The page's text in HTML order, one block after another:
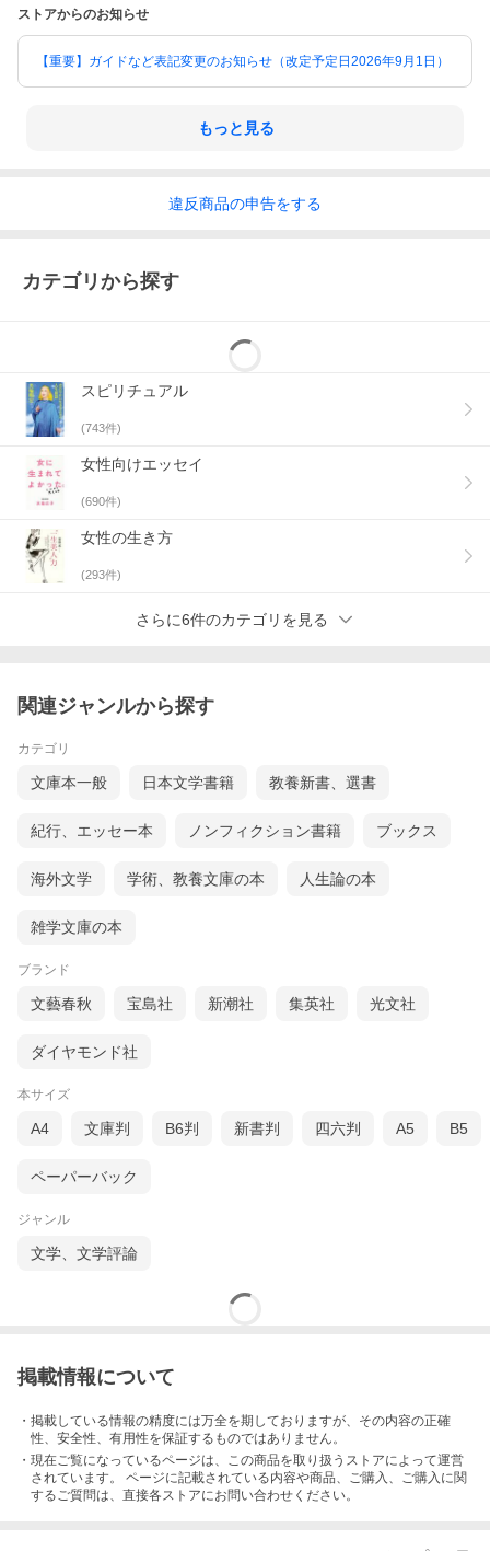
ストアからのお知らせ
【重要】ガイドなど表記変更のお知らせ（改定予定日2026年9月1日）
もっと見る
違反商品の申告をする
カテゴリから探す
スピリチュアル
(743件)
女性向けエッセイ
(690件)
女性の生き方
(293件)
さらに6件のカテゴリを見る
関連ジャンルから探す
カテゴリ
文庫本一般 日本文学書籍 教養新書、選書
紀行、エッセー本 ノンフィクション書籍 ブックス
海外文学 学術、教養文庫の本 人生論の本
雑学文庫の本
ブランド
文藝春秋 宝島社 新潮社 集英社 光文社
ダイヤモンド社
本サイズ
A4 文庫判 B6判 新書判 四六判 A5 B5
ペーパーバック
ジャンル
文学、文学評論
掲載情報について
・掲載している情報の精度には万全を期しておりますが、その内容の正確
性、安全性、有用性を保証するものではありません。
・現在ご覧になっているページは、この商品を取り扱うストアによって運営
されています。 ページに記載されている内容や商品、ご購入 、ご購入に関
するご質問は、直接各ストアにお問い合わせください。